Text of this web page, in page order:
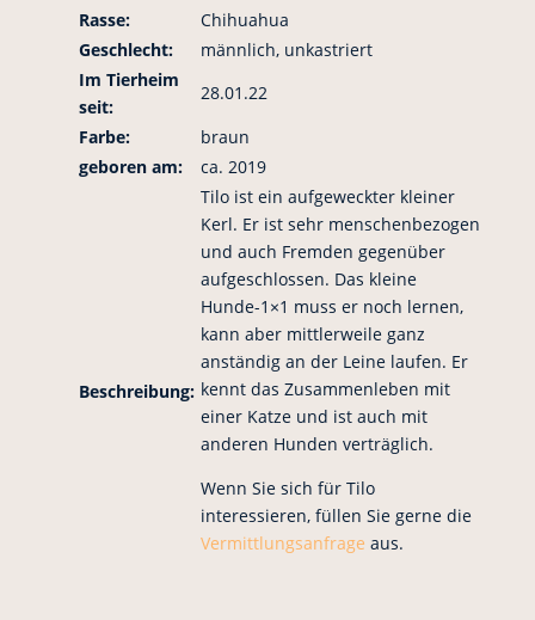
Rasse:
Chihuahua
Geschlecht:
männlich, unkastriert
Im Tierheim
seit:
28.01.22
Farbe:
braun
geboren am:
ca. 2019
Beschreibung:
Tilo ist ein aufgeweckter kleiner
Kerl. Er ist sehr menschenbezogen
und auch Fremden gegenüber
aufgeschlossen. Das kleine
Hunde-1×1 muss er noch lernen,
kann aber mittlerweile ganz
anständig an der Leine laufen. Er
kennt das Zusammenleben mit
einer Katze und ist auch mit
anderen Hunden verträglich.
Wenn Sie sich für Tilo
interessieren, füllen Sie gerne die
Vermittlungsanfrage aus.